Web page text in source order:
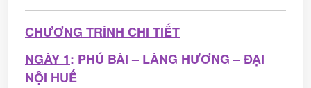
CHƯƠNG TRÌNH CHI TIẾT
NGÀY 1: PHÚ BÀI – LÀNG HƯƠNG – ĐẠI
NỘI HUẾ